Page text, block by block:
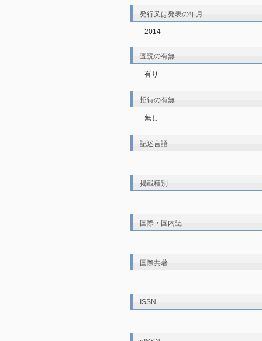
発行又は発表の年月
2014
査読の有無
有り
招待の有無
無し
記述言語
掲載種別
国際・国内誌
国際共著
ISSN